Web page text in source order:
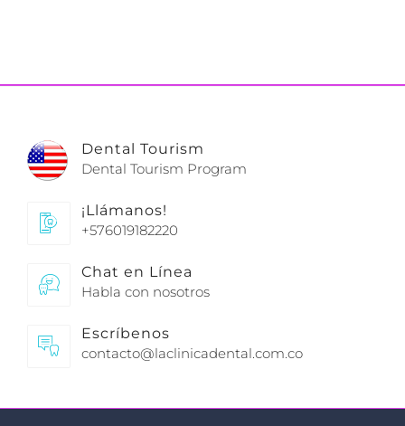
Dental Tourism
Dental Tourism Program
¡Llámanos!
+576019182220
Chat en Línea
Habla con nosotros
Escríbenos
contacto@laclinicadental.com.co